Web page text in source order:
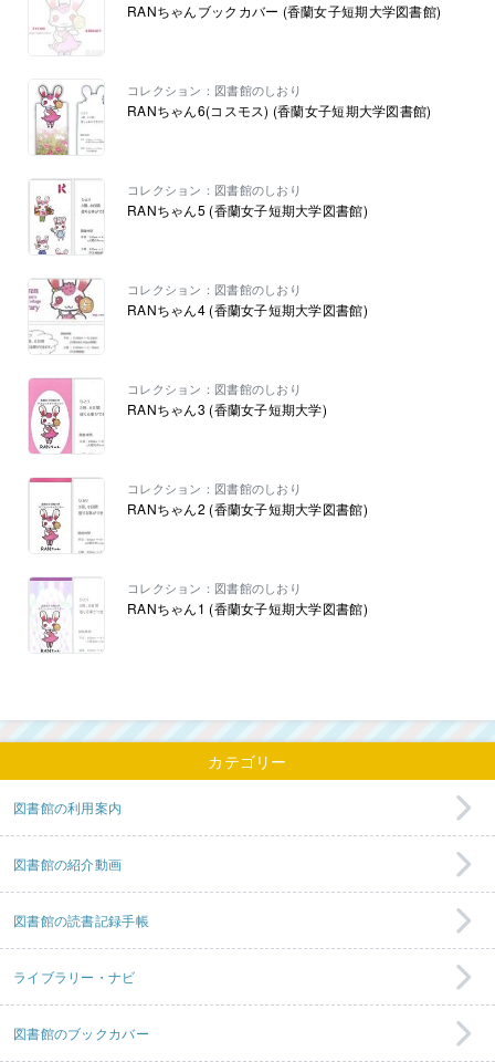
RANちゃんブックカバー (香蘭女子短期大学図書館)
コレクション：図書館のしおり
RANちゃん6(コスモス) (香蘭女子短期大学図書館)
コレクション：図書館のしおり
RANちゃん5 (香蘭女子短期大学図書館)
コレクション：図書館のしおり
RANちゃん4 (香蘭女子短期大学図書館)
コレクション：図書館のしおり
RANちゃん3 (香蘭女子短期大学)
コレクション：図書館のしおり
RANちゃん2 (香蘭女子短期大学図書館)
コレクション：図書館のしおり
RANちゃん1 (香蘭女子短期大学図書館)
カテゴリー
図書館の利用案内
図書館の紹介動画
図書館の読書記録手帳
ライブラリー・ナビ
図書館のブックカバー